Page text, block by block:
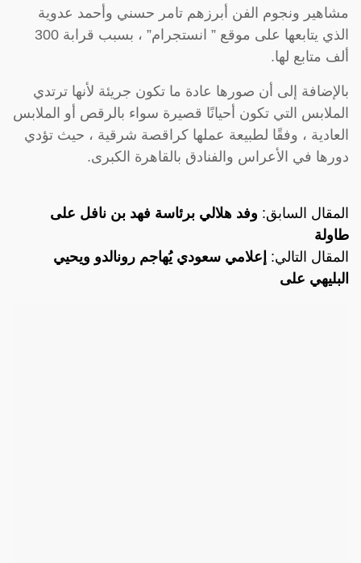
مشاهير ونجوم الفن أبرزهم تامر حسني وأحمد عدوية
الذي يتابعها على موقع ” انستجرام” ، بسبب قرابة 300
ألف متابع لها.
بالإضافة إلى أن صورها عادة ما تكون جريئة لأنها ترتدي
الملابس التي تكون أحيانًا قصيرة سواء بالرقص أو الملابس
العادية ، وفقًا لطبيعة عملها كراقصة شرقية ، حيث تؤدي
دورها في الأعراس والفنادق بالقاهرة الكبرى.
المقال السابق: وفد هلالي برئاسة فهد بن نافل على
طاولة
المقال التالي: إعلامي سعودي يُهاجم رونالدو ويحيي
البليهي على